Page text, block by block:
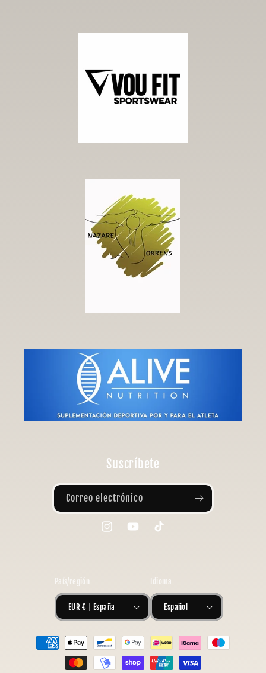
Suscríbete
Correo electrónico
InstagramYouTube TikTok
País/región
EUR € | España
Idioma
Español
Formas